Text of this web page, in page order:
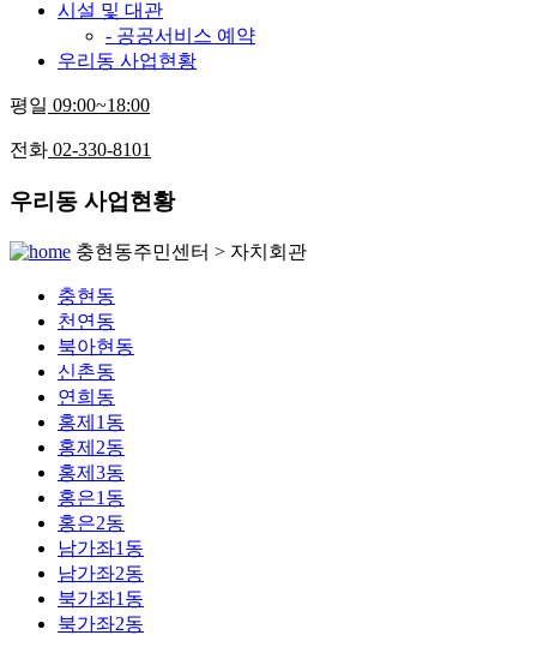
시설 및 대관
- 공공서비스 예약
우리동 사업현황
평일 09:00~18:00
전화 02-330-8101
우리동 사업현황
충현동주민센터 > 자치회관
충현동
천연동
북아현동
신촌동
연희동
홍제1동
홍제2동
홍제3동
홍은1동
홍은2동
남가좌1동
남가좌2동
북가좌1동
북가좌2동